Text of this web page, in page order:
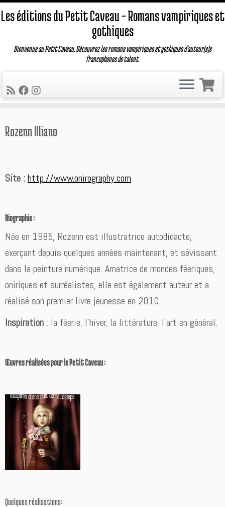
au
Les éditions du Petit Caveau – Romans vampiriques et
gothiques
Bienvenue au Petit Caveau. Découvrez les romans vampiriques et gothiques d'auteur(e)s
francophones de talent.
Rozenn Illiano
Site :http://www.onirography.com
Biographie :
Née en 1985, Rozenn est illustratrice autodidacte,
exerçant depuis quelques années maintenant, et sévissant
dans la peinture numérique. Amatrice de mondes féeriques,
oniriques et surréalistes, elle est également auteur et a
réalisé son premier livre jeunesse en 2010.
Inspiration : la féerie, l’hiver, la littérature, l’art en général.
Œuvres réalisées pour le Petit Caveau :
Quelques réalisations: